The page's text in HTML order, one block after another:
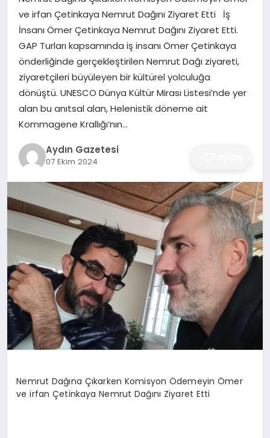
MAGAZIN
SAĞLIK
EĞITIM
DÜNYA
ve irfan Çetinkaya Nemrut Dağını Ziyaret Etti İş
İnsanı Ömer Çetinkaya Nemrut Dağını Ziyaret Etti.
GAP Turları kapsamında iş insanı Ömer Çetinkaya
önderliğinde gerçekleştirilen Nemrut Dağı ziyareti,
ziyaretçileri büyüleyen bir kültürel yolculuğa
dönüştü. UNESCO Dünya Kültür Mirası Listesi’nde yer
alan bu anıtsal alan, Helenistik döneme ait
Kommagene Krallığı’nın…
Aydın Gazetesi
07 Ekim 2024
Nemrut Dağına Çıkarken Komisyon Ödemeyin Ömer
ve irfan Çetinkaya Nemrut Dağını Ziyaret Etti